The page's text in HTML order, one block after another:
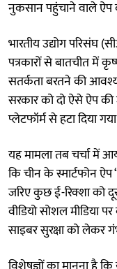
नुकसान पहुंचाने वाले ऐप
भारतीय उद्योग परिसंघ
पत्रकारों से बातचीत में
सतर्कता बरतने की
सरकार को दो ऐसे ऐप की
प्लेटफॉर्म से हटा दिया
यह मामला तब चर्चा में
कि चीन के स्मार्टफोन
जरिए कुछ ई-रिक्शा को
वीडियो सोशल मीडिया
साइबर सुरक्षा को लेकर